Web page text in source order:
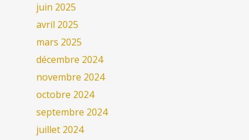
juin 2025
avril 2025
mars 2025
décembre 2024
novembre 2024
octobre 2024
septembre 2024
juillet 2024